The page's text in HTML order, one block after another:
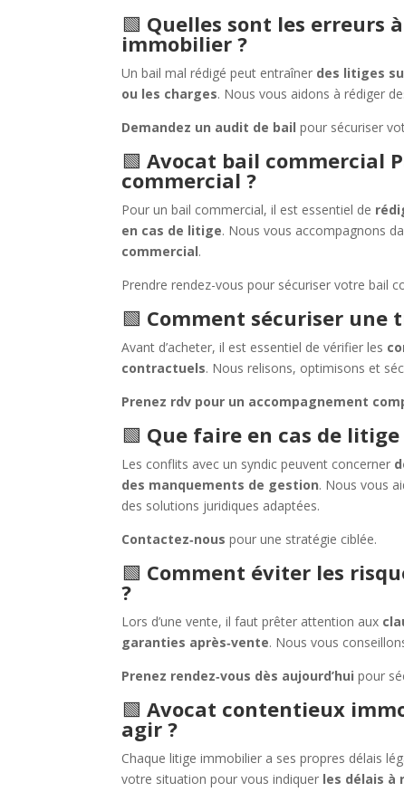
🟩 Quelles sont les erreurs
immobilier ?
Un bail mal rédigé peut entraîner des litiges
ou les charges. Nous vous aidons à rédiger
Demandez un audit de bail pour sécuriser
🟩Avocat bail commercial
commercial ?
Pour un bail commercial, il est essentiel de
en cas de litige. Nous vous accompagnons
commercial.
Prendre rendez-vous pour sécuriser votre bail
🟩 Comment sécuriser une
Avant d’acheter, il est essentiel de vérifier les
contractuels. Nous relisons, optimisons et
Prenez rdv pour un accompagnement
🟩 Que faire en cas de
Les conflits avec un syndic peuvent concerner
des manquements de gestion. Nous vous
des solutions juridiques adaptées.
Contactez‑nous pour une stratégie ciblée.
🟩 Comment éviter les
?
Lors d’une vente, il faut prêter attention aux
garanties après‑vente. Nous vous
Prenez rendez‑vous dès aujourd’hui pour
🟩Avocat contentieux
agir ?
Chaque litige immobilier a ses propres délais
votre situation pour vous indiquer les délais à